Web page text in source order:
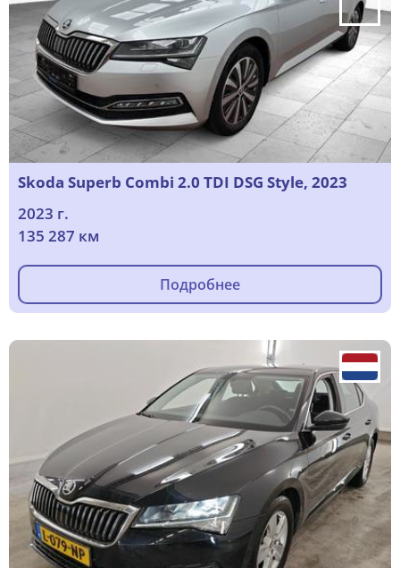
Skoda Superb Combi 2.0 TDI DSG Style, 2023
2023 г.
135 287 км
Подробнее